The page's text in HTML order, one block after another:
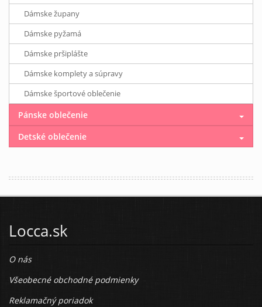
Dámske župany
Dámske pyžamá
Dámske pršiplášte
Dámske komplety a súpravy
Dámske športové oblečenie
Pánske oblečenie
Detské oblečenie
Locca.sk
O nás
Všeobecné obchodné podmienky
Reklamačný poriadok